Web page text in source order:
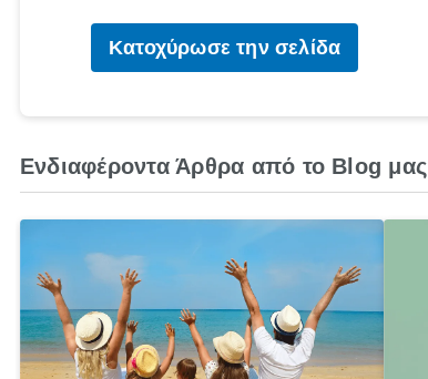
Κατοχύρωσε την σελίδα
Ενδιαφέροντα Άρθρα από το Blog μας